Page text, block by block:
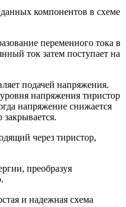
компонентов в схеме
переменного тока в
ток затем поступает на
подачей напряжения.
напряжения тиристор
напряжение снижается
через тиристор,
преобразуя
и надежная схема